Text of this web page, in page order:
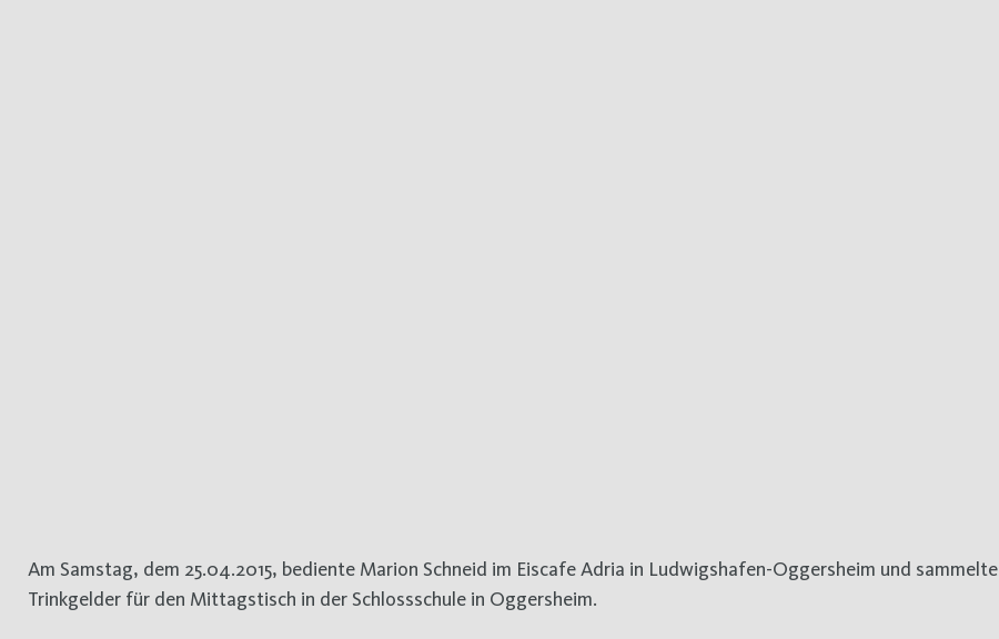
Am Samstag, dem 25.04.2015, bediente Marion Schneid im Eiscafe Adria in Ludwigshafen-Oggersheim und sammelte
Trinkgelder für den Mittagstisch in der Schlossschule in Oggersheim.